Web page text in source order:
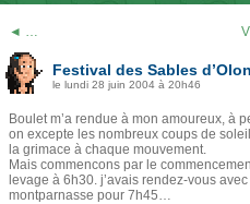
◄ …
Festival des Sables
le lundi 28 juin 2004 à 20h46
Boulet m’a rendue à mon amoureux, à
on excepte les nombreux coups de
la grimace à chaque mouvement.
Mais commencons par le
levage à 6h30. j’avais rendez-vous
montparnasse pour 7h45…